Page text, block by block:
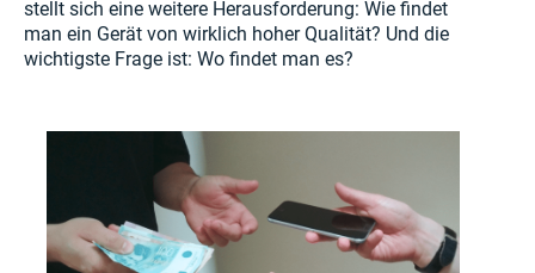
stellt sich eine weitere Herausforderung: Wie findet
man ein Gerät von wirklich hoher Qualität? Und die
wichtigste Frage ist: Wo findet man es?